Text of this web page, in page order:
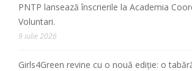
PNTP lansează înscrierile la Academia
Voluntari.
9 iulie 2026
Girls4Green revine cu o nouă ediție: o